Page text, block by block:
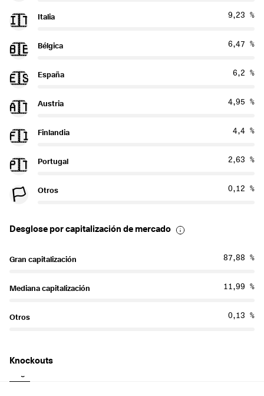
🇮🇹 Italia 9,23 %
🇧🇪 Bélgica 6,47 %
🇪🇸 España 6,2 %
🇦🇹 Austria 4,95 %
🇫🇮 Finlandia 4,4 %
🇵🇹 Portugal 2,63 %
🏳️ Otros 0,12 %
Desglose por capitalización de mercado
Gran capitalización 87,88 %
Mediana capitalización 11,99 %
Otros 0,13 %
Knockouts